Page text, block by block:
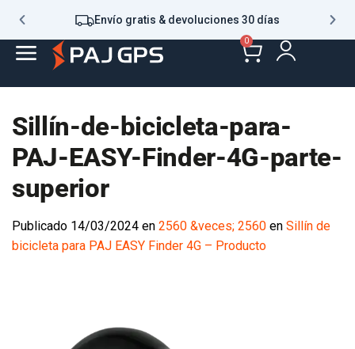
Envío gratis & devoluciones 30 días
0
Sillín-de-bicicleta-para-
PAJ-EASY-Finder-4G-parte-
superior
Publicado 14/03/2024 en 2560 &veces; 2560 en Sillín de
bicicleta para PAJ EASY Finder 4G – Producto